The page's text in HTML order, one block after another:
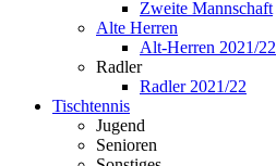
Zweite Mannschaft
Alte Herren
Alt-Herren 2021/22
Radler
Radler 2021/22
Tischtennis
Jugend
Senioren